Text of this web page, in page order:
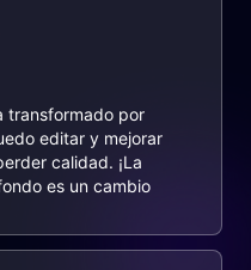
transformado por
editar y mejorar
calidad. ¡La
es un cambio